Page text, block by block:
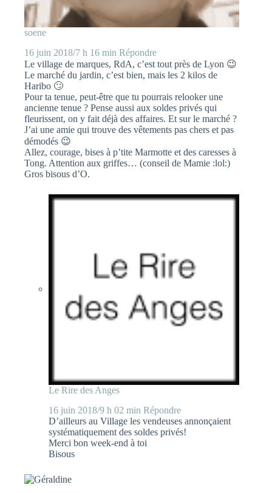
soene
16 juin 2018/7 h 16 min Répondre
Le village de marques, RdA, c’est tout près de Lyon 😉
Le marché du jardin, c’est bien, mais les 2 kilos de
Haribo 🙄
Pour ta tenue, peut-être que tu pourrais relooker une
ancienne tenue ? Pense aussi aux soldes privés qui
fleurissent, on y fait déjà des affaires. Et sur le marché ?
J’ai une amie qui trouve des vêtements pas chers et pas
démodés 😉
Allez, courage, bises à p’tite Marmotte et des caresses à
Tong. Attention aux griffes… (conseil de Mamie :lol:)
Gros bisous d’O.
Le Rire des Anges
16 juin 2018/9 h 02 min Répondre
D’ailleurs au Village les vendeuses annonçaient
systématiquement des soldes privés!
Merci bon week-end à toi
Bisous